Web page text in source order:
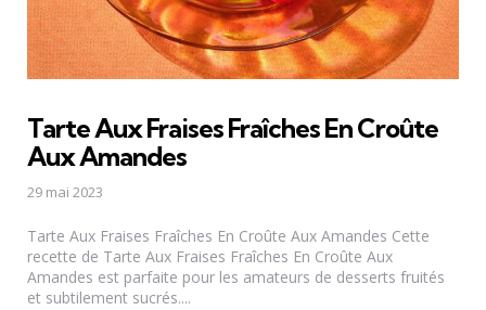
Tarte Aux Fraises Fraîches En Croûte
Aux Amandes
29 mai 2023
Tarte Aux Fraises Fraîches En Croûte Aux Amandes Cette
recette de Tarte Aux Fraises Fraîches En Croûte Aux
Amandes est parfaite pour les amateurs de desserts fruités
et subtilement sucrés....